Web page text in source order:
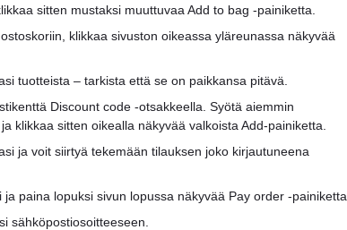
sitten mustaksi muuttuvaa Add to bag -painiketta.
klikkaa sivuston oikeassa yläreunassa näkyvää
tuotteista – tarkista että se on paikkansa pitävä.
Discount code -otsakkeella. Syötä aiemmin
klikkaa sitten oikealla näkyvää valkoista Add-painiketta.
ja voit siirtyä tekemään tilauksen joko kirjautuneena
paina lopuksi sivun lopussa näkyvää Pay order -painiketta.
sähköpostiosoitteeseen.